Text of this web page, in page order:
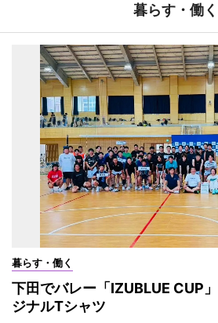
暮らす・働く
暮らす・働く
下田でバレー「IZUBLUE CUP
ジナルTシャツ